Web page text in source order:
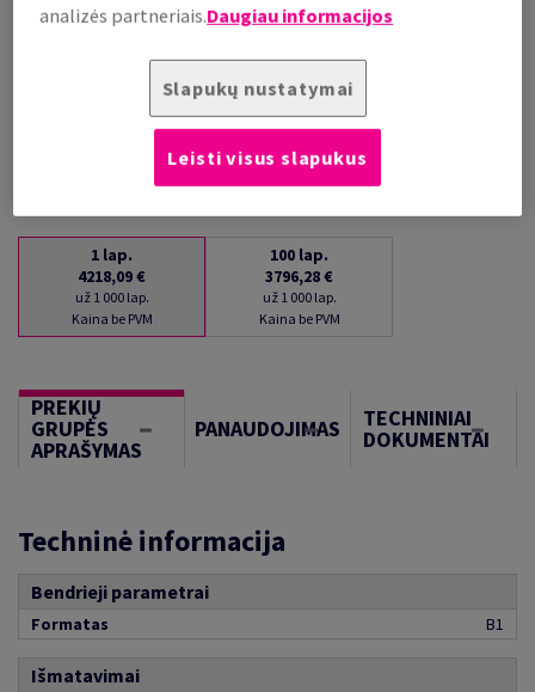
lap.
1 lap.
4218,09 €
už 1 000 lap.
Kaina be PVM
100 lap.
3796,28 €
už 1 000 lap.
Kaina be PVM
PREKIŲ
GRUPĖS
APRAŠYMAS
PANAUDOJIMAS TECHNINIAI
DOKUMENTAI
Techninė informacija
Bendrieji parametrai
Formatas B1
Išmatavimai
analizės partneriais.Daugiau informacijos
Slapukų nustatymai
Leisti visus slapukus